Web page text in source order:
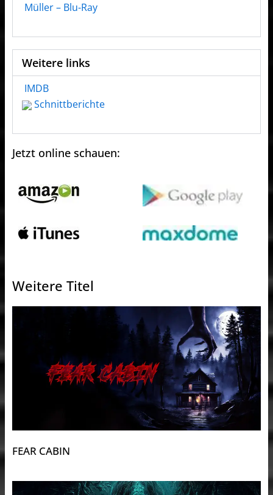
Müller – Blu-Ray
Weitere links
IMDB
Schnittberichte
Jetzt online schauen:
Weitere Titel
FEAR CABIN